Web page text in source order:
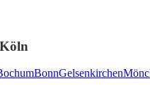
BonnGelsenkirchen